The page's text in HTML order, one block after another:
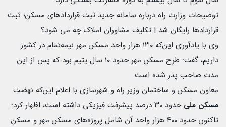
توضیحات وزارت راه درباره سامانه جدید ثبت قراردادهای مسکن؛ ثبت
قراردادها رایگان شد | تکلیف مشاوران املاک چه می شود؟
وی با یادآوری این‌که ۱۳۰ هزار واحد مسکن مهر نیمه‌تمام در کشور
داریم، گفت: طرح مسکن مهر حدود ۱۰ سال یتیم بود که پس از این
مدت صاحب پدر شده است.
معاون مسکن و ساختمان وزیر راه و شهرسازی با اعلام این‌که نهضت
مسکن ملی
حدود ۳۰ درصد پیشرفت فیزیکی داشته است، اظهار کرد:
تاکنون حدود ۴۰۰ هزار واحد آن شامل پروژه‌های مسکن مهر و مسکن